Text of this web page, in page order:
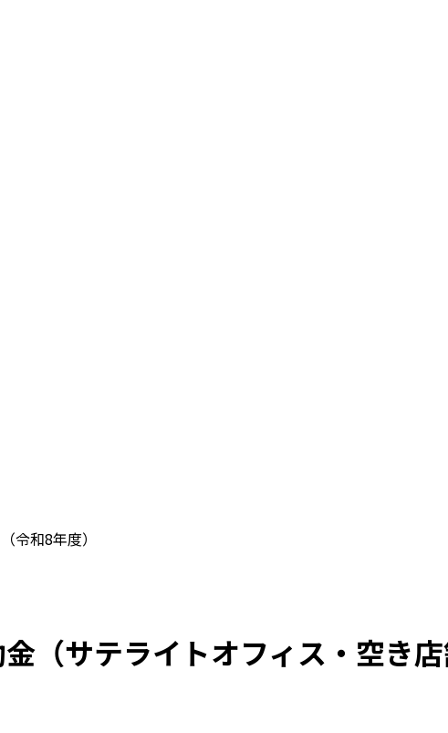
令和8年度）
（サテライトオフィス・空き店